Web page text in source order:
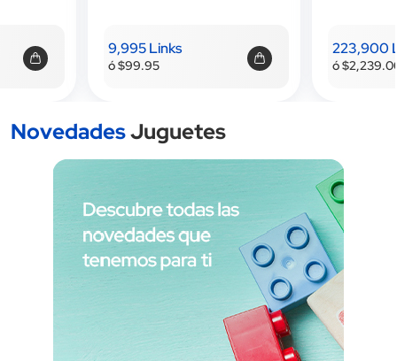
223,900 Links
ó $2,239.00
45,995
ó $459.95
NovedadesJuguetes